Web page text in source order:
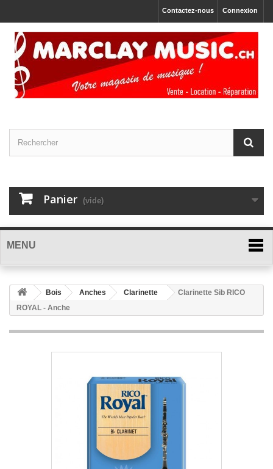
Connexion
Contactez-nous
Panier (vide)
MENU
Bois Anches Clarinette
Clarinette Sib RICO
ROYAL - Anche